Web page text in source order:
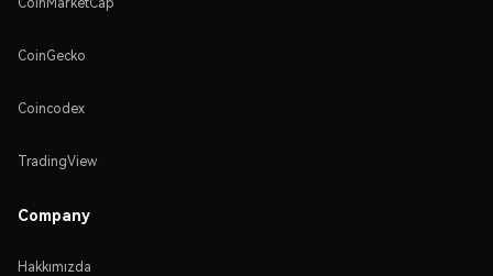
CoinGecko
Coincodex
TradingView
Company
Hakkımızda